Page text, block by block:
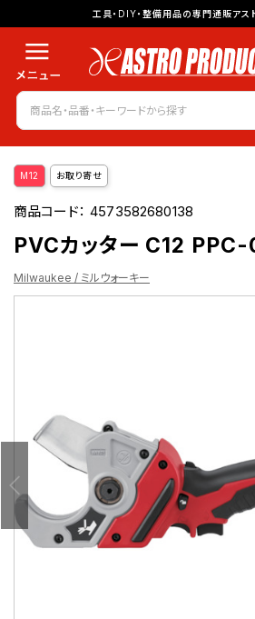
工具・DIY・整備用品の専門通販アス
M12 お取り寄せ
商品コード：4573582680138
PVCカッター C12
Milwaukee / ミルウォーキー